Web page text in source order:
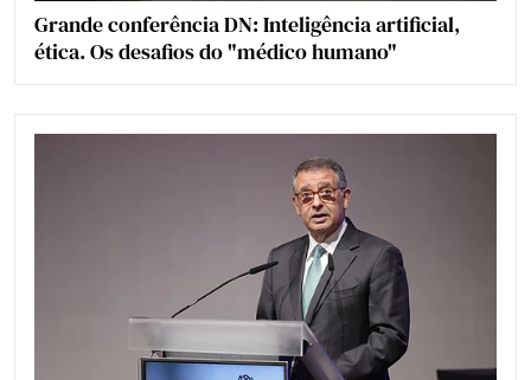
Grande conferência DN: Inteligência artificial,
ética. Os desafios do "médico humano"